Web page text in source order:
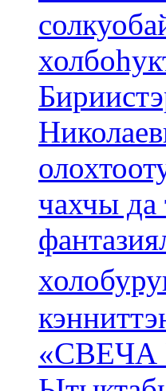
чахчы да
«СВЕЧА